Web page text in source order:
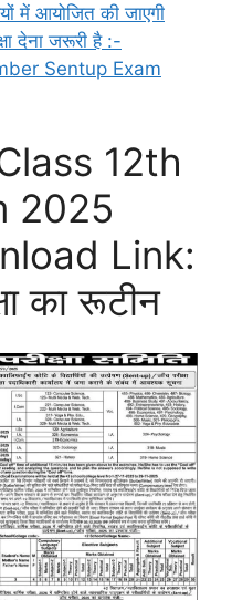
में आयोजित की जाएगी
देना जरूरी है :-
Sentup Exam
12th
2025
Link:
का रूटीन